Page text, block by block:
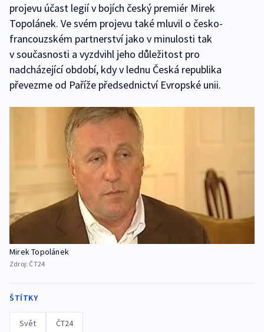
projevu účast legií v bojích český premiér Mirek
Topolánek. Ve svém projevu také mluvil o česko-
francouzském partnerství jako v minulosti tak
v současnosti a vyzdvihl jeho důležitost pro
nadcházející období, kdy v lednu Česká republika
převezme od Paříže předsednictví Evropské unii.
Mirek Topolánek
Zdroj: ČT24
ŠTÍTKY
Svět ČT24